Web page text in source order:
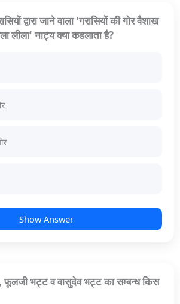
द्वारा जाने वाला 'गरासियों की गोर वैशाख
लीला' नाट्य क्या कहलाता है?
Show Answer
फूलजी भट्ट व वासुदेव भट्ट का सम्बन्ध किस